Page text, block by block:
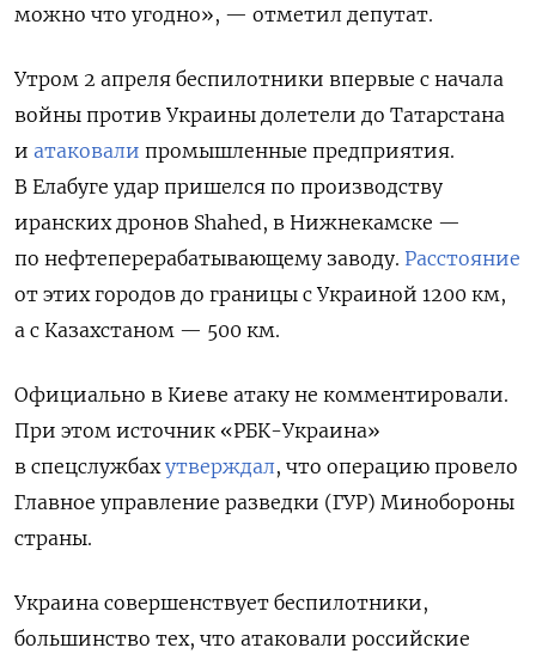
можно что угодно», — отметил депутат.
Утром 2 апреля беспилотники впервые с начала
войны против Украины долетели до Татарстана
и атаковали промышленные предприятия.
В Елабуге удар пришелся по производству
иранских дронов Shahed, в Нижнекамске —
по нефтеперерабатывающему заводу. Расстояние
от этих городов до границы с Украиной 1200 км,
а с Казахстаном — 500 км.
Официально в Киеве атаку не комментировали.
При этом источник «РБК-Украина»
в спецслужбахутверждал, что операцию провело
Главное управление разведки (ГУР) Минобороны
страны.
Украина совершенствует беспилотники,
большинство тех, что атаковали российские